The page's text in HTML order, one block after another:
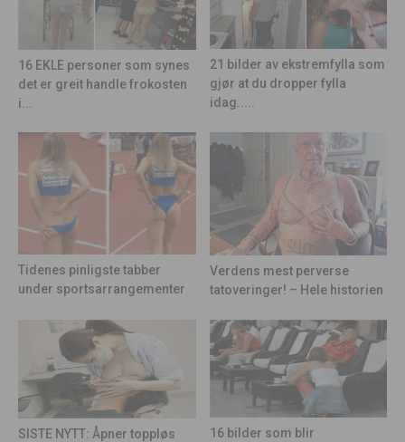
16 EKLE personer som synes
det er greit handle frokosten
i...
21 bilder av ekstremfylla som
gjør at du dropper fylla
idag.....
Tidenes pinligste tabber
under sportsarrangementer
Verdens mest perverse
tatoveringer! – Hele historien
SISTE NYTT: Åpner toppløs
16 bilder som blir